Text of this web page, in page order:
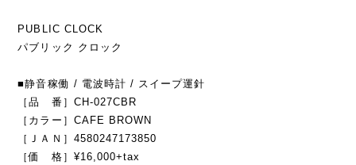
PUBLIC CLOCK
パブリック クロック
■静音稼働 / 電波時計 / スイープ運針
［品 番］CH-027CBR
［カラー］CAFE BROWN
［ＪＡＮ］4580247173850
［価 格］¥16,000+tax